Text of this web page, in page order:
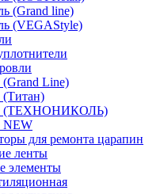
(Grand line)
(VEGAStyle)
(Grand Line)
(Титан)
(ТЕХНОНИКОЛЬ)
NEW
для ремонта царапин
ленты
элементы